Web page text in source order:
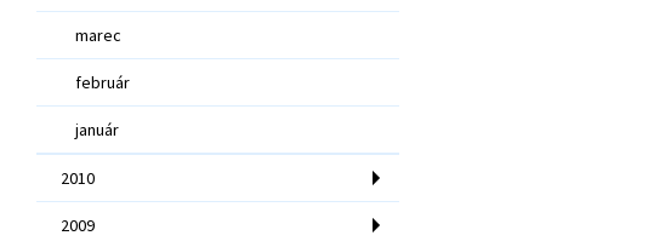
marec
február
január
2010
2009